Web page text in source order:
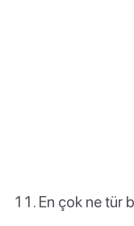
En çok ne tür